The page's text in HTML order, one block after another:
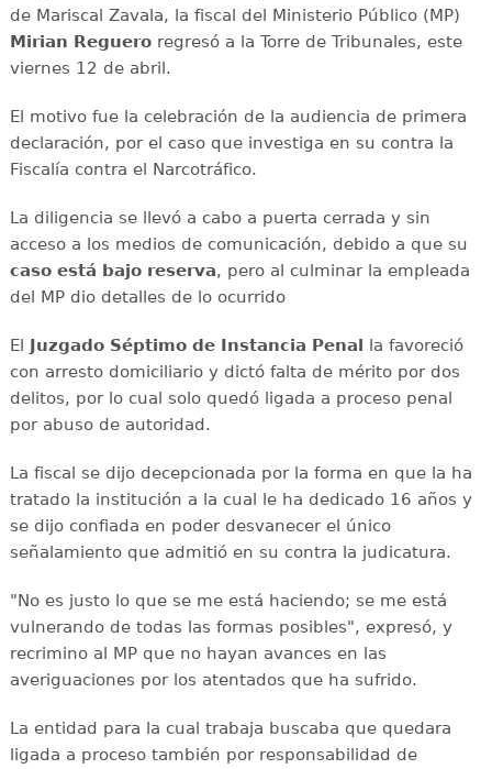
de Mariscal Zavala, la fiscal del Ministerio Público (MP)
Mirian Regueroregresó a la Torre de Tribunales, este
viernes 12 de abril.
El motivo fue la celebración de la audiencia de primera
declaración, por el caso que investiga en su contra la
Fiscalía contra el Narcotráfico.
La diligencia se llevó a cabo a puerta cerrada y sin
acceso a los medios de comunicación, debido a que su
caso está bajo reserva, pero al culminar la empleada
del MP dio detalles de lo ocurrido
El Juzgado Séptimo de Instancia Penal la favoreció
con arresto domiciliario y dictó falta de mérito por dos
delitos, por lo cual solo quedó ligada a proceso penal
por abuso de autoridad.
La fiscal se dijo decepcionada por la forma en que la ha
tratado la institución a la cual le ha dedicado 16 años y
se dijo confiada en poder desvanecer el único
señalamiento que admitió en su contra la judicatura.
"No es justo lo que se me está haciendo; se me está
vulnerando de todas las formas posibles", expresó, y
recrimino al MP que no hayan avances en las
averiguaciones por los atentados que ha sufrido.
La entidad para la cual trabaja buscaba que quedara
ligada a proceso también por responsabilidad de